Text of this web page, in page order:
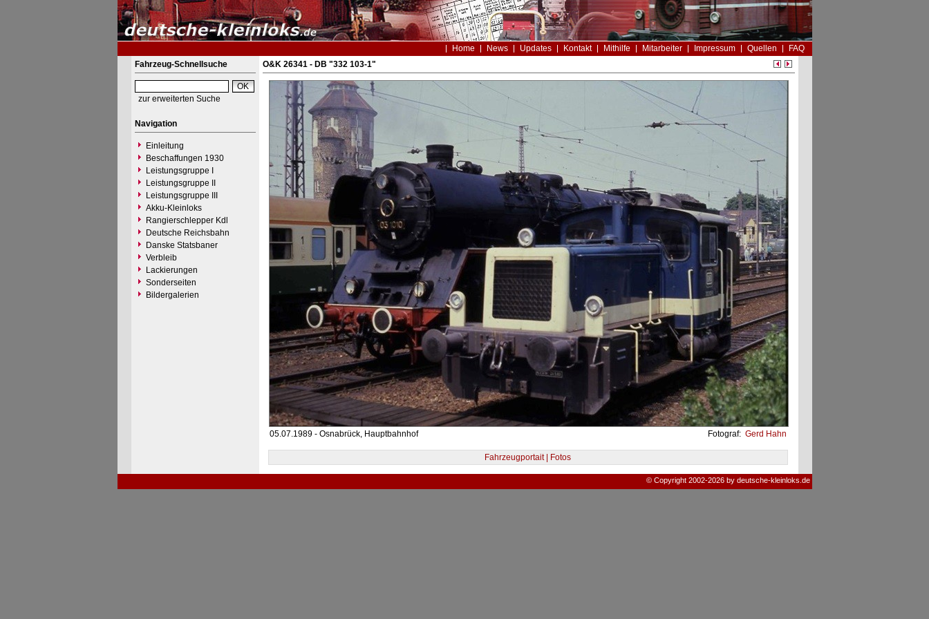
Home News Updates Kontakt Mithilfe Mitarbeiter Impressum Quellen
FAQ
Fahrzeug-Schnellsuche
zur erweiterten Suche
Navigation
Einleitung
Beschaffungen 1930
Leistungsgruppe I
Leistungsgruppe II
Leistungsgruppe III
Akku-Kleinloks
Rangierschlepper Kdl
Deutsche Reichsbahn
Danske Statsbaner
Verbleib
Lackierungen
Sonderseiten
Bildergalerien
O&K 26341 - DB "332 103-1"
05.07.1989 - Osnabrück, Hauptbahnhof Fotograf: Gerd Hahn
Fahrzeugportait | Fotos
© Copyright 2002-2026 by deutsche-kleinloks.de